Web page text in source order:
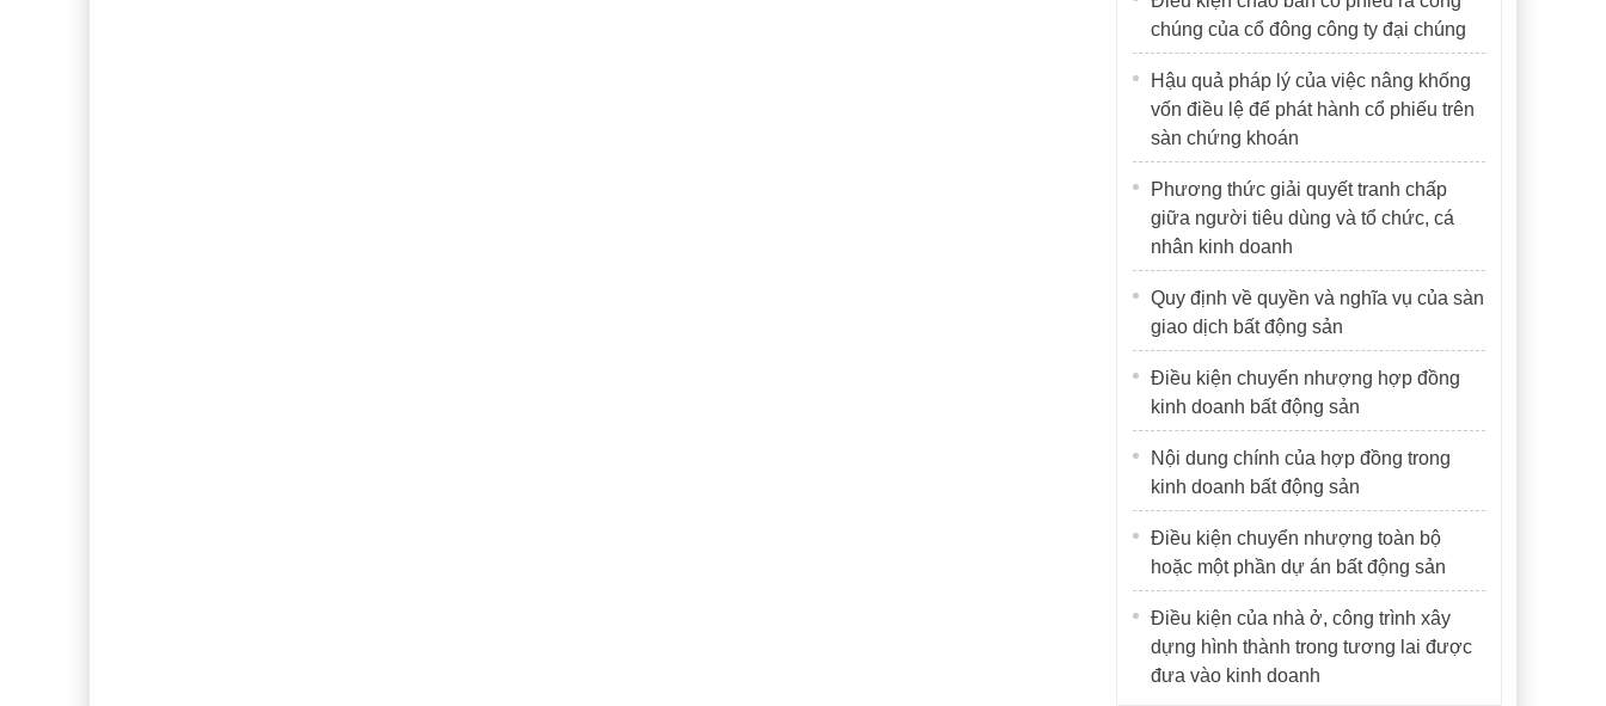
chúng của cổ đông công ty đại chúng
Hậu quả pháp lý của việc nâng khống
vốn điều lệ để phát hành cổ phiếu trên
sàn chứng khoán
Phương thức giải quyết tranh chấp
giữa người tiêu dùng và tổ chức, cá
nhân kinh doanh
Quy định về quyền và nghĩa vụ của sàn
giao dịch bất động sản
Điều kiện chuyển nhượng hợp đồng
kinh doanh bất động sản
Nội dung chính của hợp đồng trong
kinh doanh bất động sản
Điều kiện chuyển nhượng toàn bộ
hoặc một phần dự án bất động sản
Điều kiện của nhà ở, công trình xây
dựng hình thành trong tương lai được
đưa vào kinh doanh